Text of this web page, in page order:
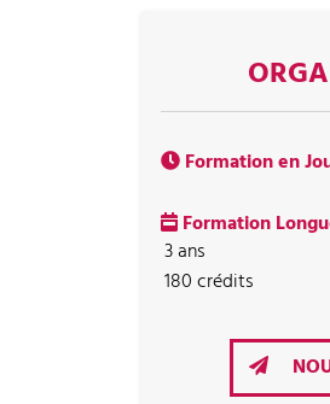
Formation en
Formation
3 ans
180 crédits